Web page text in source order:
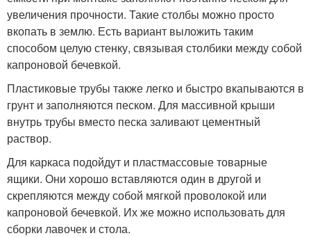
увеличения прочности. Такие столбы можно просто
вкопать в землю. Есть вариант выложить таким
способом целую стенку, связывая столбики между собой
капроновой бечевкой.
Пластиковые трубы также легко и быстро вкапываются в
грунт и заполняются песком. Для массивной крыши
внутрь трубы вместо песка заливают цементный
раствор.
Для каркаса подойдут и пластмассовые товарные
ящики. Они хорошо вставляются один в другой и
скрепляются между собой мягкой проволокой или
капроновой бечевкой. Их же можно использовать для
сборки лавочек и стола.